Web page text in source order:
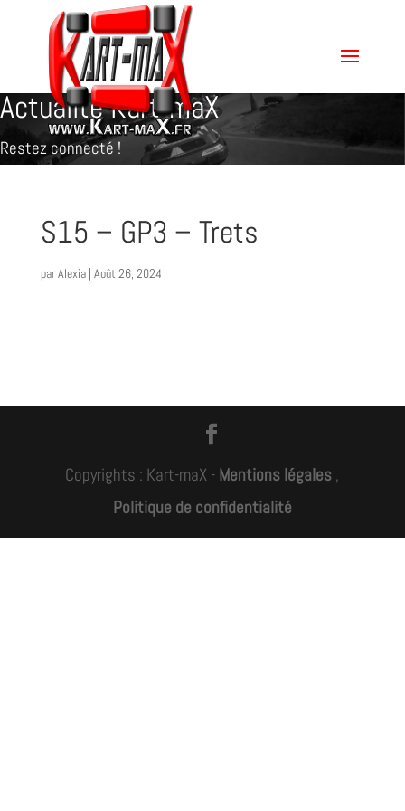
Actualité Kart-maX
Restez connecté !
S15 – GP3 – Trets
parAlexia| Août 26, 2024
Copyrights : Kart-maX - Mentions légales ,
Politique de confidentialité